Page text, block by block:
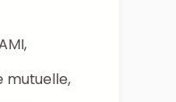
mutuelle,